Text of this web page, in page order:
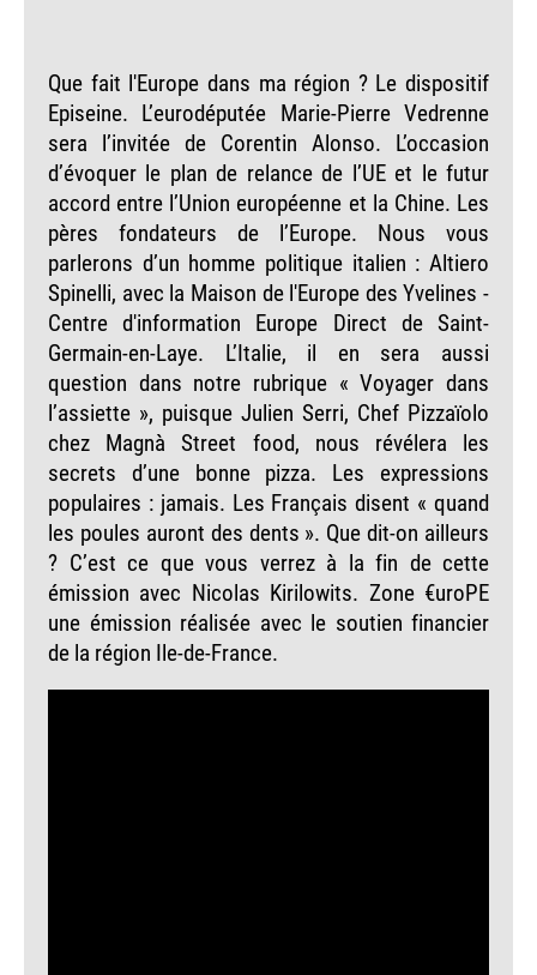
Que fait l'Europe dans ma région ? Le dispositif
Episeine. L’eurodéputée Marie-Pierre Vedrenne
sera l’invitée de Corentin Alonso. L’occasion
d’évoquer le plan de relance de l’UE et le futur
accord entre l’Union européenne et la Chine. Les
pères fondateurs de l’Europe. Nous vous
parlerons d’un homme politique italien : Altiero
Spinelli, avec la Maison de l'Europe des Yvelines -
Centre d'information Europe Direct de Saint-
Germain-en-Laye. L’Italie, il en sera aussi
question dans notre rubrique « Voyager dans
l’assiette », puisque Julien Serri, Chef Pizzaïolo
chez Magnà Street food, nous révélera les
secrets d’une bonne pizza. Les expressions
populaires : jamais. Les Français disent « quand
les poules auront des dents ». Que dit-on ailleurs
? C’est ce que vous verrez à la fin de cette
émission avec Nicolas Kirilowits. Zone €uroPE
une émission réalisée avec le soutien financier
de la région Ile-de-France.